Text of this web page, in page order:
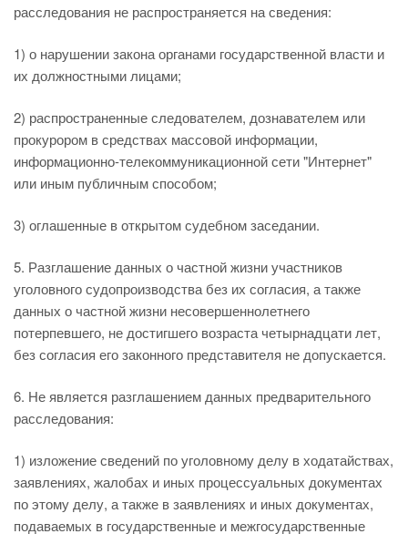
расследования не распространяется на сведения:
1) о нарушении закона органами государственной власти и
их должностными лицами;
2) распространенные следователем, дознавателем или
прокурором в средствах массовой информации,
информационно-телекоммуникационной сети "Интернет"
или иным публичным способом;
3) оглашенные в открытом судебном заседании.
5. Разглашение данных о частной жизни участников
уголовного судопроизводства без их согласия, а также
данных о частной жизни несовершеннолетнего
потерпевшего, не достигшего возраста четырнадцати лет,
без согласия его законного представителя не допускается.
6. Не является разглашением данных предварительного
расследования:
1) изложение сведений по уголовному делу в ходатайствах,
заявлениях, жалобах и иных процессуальных документах
по этому делу, а также в заявлениях и иных документах,
подаваемых в государственные и межгосударственные